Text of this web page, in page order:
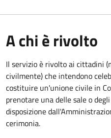
A chi è rivolto
Il servizio è rivolto ai cittadini
civilmente) che intendono
costituire un'unione civile in
prenotare una delle sale o
disposizione
cerimonia.